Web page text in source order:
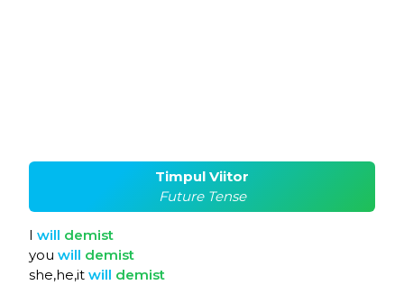
Timpul Viitor
Future Tense
I will demist
you will demist
she,he,it will demist